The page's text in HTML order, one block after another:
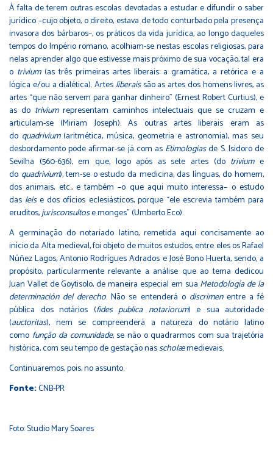
À falta de terem outras escolas devotadas a estudar e difundir o saber
jurídico –cujo objeto, o direito, estava de todo conturbado pela presença
invasora dos bárbaros–, os práticos da vida jurídica, ao longo daqueles
tempos do Império romano, acolhiam-se nestas escolas religiosas, para
nelas aprender algo que estivesse mais próximo de sua vocação, tal era
o trivium (as três primeiras artes liberais: a gramática, a retórica e a
lógica e/ou a dialética). Artes liberaissão as artes dos homens livres, as
artes “que não servem para ganhar dinheiro” (Ernest Robert Curtius), e
as do triviumrepresentam caminhos intelectuais que se cruzam e
articulam-se (Miriam Joseph). As outras artes liberais eram as
do quadrivium(aritmética, música, geometria e astronomia), mas seu
desbordamento pode afirmar-se já com as Etimologiasde S. Isidoro de
Sevilha (560-636), em que, logo após as sete artes (do triviume
do quadrivium), tem-se o estudo da medicina, das línguas, do homem,
dos animais, etc., e também –o que aqui muito interessa– o estudo
das leise dos ofícios eclesiásticos, porque “ele escrevia também para
eruditos,jurisconsultose monges” (Umberto Eco).
A germinação do notariado latino, remetida aqui concisamente ao
início da Alta medieval, foi objeto de muitos estudos, entre eles os Rafael
Núñez Lagos, Antonio Rodrígues Adrados e José Bono Huerta, sendo, a
propósito, particularmente relevante a análise que ao tema dedicou
Juan Vallet de Goytisolo, de maneira especial em sua Metodología de la
determinación del derecho. Não se entenderá o discrimenentre a fé
pública dos notários (fides publica notariorum) e sua autoridade
(auctoritas), nem se compreenderá a natureza do notário latino
como função da comunidade, se não o quadrarmos com sua trajetória
histórica, com seu tempo de gestação nasscholæmedievais.
Continuaremos, pois, no assunto.
Fonte:CNB-PR
Foto: Studio Mary Soares